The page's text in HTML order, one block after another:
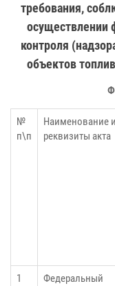
требования,
осуществлении
контроля
объектов
№
п\п
Наименование и
реквизиты акта
1
Федеральный